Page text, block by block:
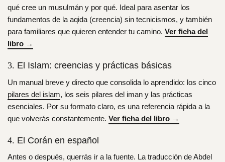
qué cree un musulmán y por qué. Ideal para asentar los
fundamentos de la aqida (creencia) sin tecnicismos, y también
para familiares que quieren entender tu camino. Ver ficha del
libro →
3. El Islam: creencias y prácticas básicas
Un manual breve y directo que consolida lo aprendido: los cinco
pilares del islam, los seis pilares del iman y las prácticas
esenciales. Por su formato claro, es una referencia rápida a la
que volverás constantemente. Ver ficha del libro →
4. El Corán en español
Antes o después, querrás ir a la fuente. La traducción de Abdel